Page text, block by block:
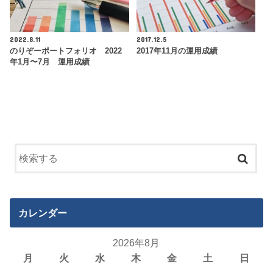
2022.8.11
のりぞーポートフォリオ 2022
年1月〜7月 運用成績
2017.12.5
2017年11月の運用成績
カレンダー
2026年8月
月
火 水 木 金 土
日